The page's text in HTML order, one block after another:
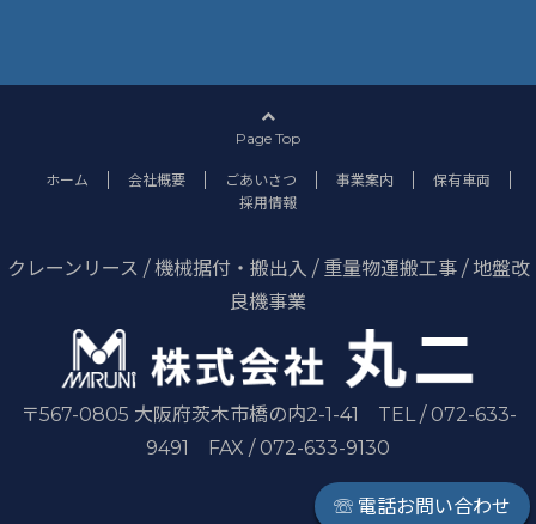
☏ 電話お問い合わせ
Page Top
ホーム 会社概要 ごあいさつ 事業案内
保有車両
採用情報
クレーンリース / 機械据付・搬出入 / 重量物運搬工事 / 地盤改
良機事業
〒567-0805 大阪府茨木市橋の内2-1-41 TEL / 072-633-
9491 FAX / 072-633-9130